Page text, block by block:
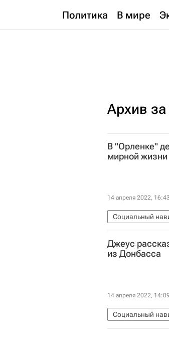
Политика В мире
Архив
В "Орленке"
мирной жизни
14 апреля 2022, 16:43
Социальный
Луганская
Краснодарский
Джеус
из Донбасса
14 апреля 2022, 14:09
Социальный
Орленок